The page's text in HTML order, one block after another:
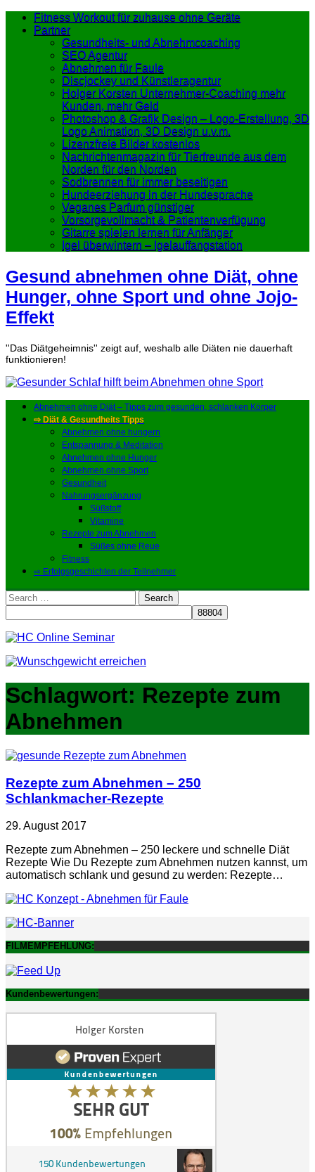
Fitness Workout für zuhause ohne Geräte
Partner
Gesundheits- und Abnehmcoaching
SEO Agentur
Abnehmen für Faule
Discjockey und Künstleragentur
Holger Korsten Unternehmer-Coaching mehr
Kunden, mehr Geld
Photoshop & Grafik Design – Logo-Erstellung, 3D
Logo Animation, 3D Design u.v.m.
Lizenzfreie Bilder kostenlos
Nachrichtenmagazin für Tierfreunde aus dem
Norden für den Norden
Sodbrennen für immer beseitigen
Hundeerziehung in der Hundesprache
Veganes Parfum günstiger
Vorsorgevollmacht & Patientenverfügung
Gitarre spielen lernen für Anfänger
Igel überwintern – Igelauffangstation
Gesund abnehmen ohne Diät, ohne
Hunger, ohne Sport und ohne Jojo-
Effekt
''Das Diätgeheimnis'' zeigt auf, weshalb alle Diäten nie dauerhaft
funktionieren!
Abnehmen ohne Diät – Tipps zum gesunden, schlanken Körper
⇨ Diät & Gesundheits Tipps
Abnehmen ohne hungern
Entspannung & Meditation
Abnehmen ohne Hunger
Abnehmen ohne Sport
Gesundheit
Nahrungsergänzung
Süßstoff
Vitamine
Rezepte zum Abnehmen
Süßes ohne Reue
Fitness
⇨ Erfolgsgeschichten der Teilnehmer
Search
for:
Schlagwort: Rezepte zum
Abnehmen
Rezepte zum Abnehmen – 250
Schlankmacher-Rezepte
29. August 2017
Rezepte zum Abnehmen – 250 leckere und schnelle Diät
Rezepte Wie Du Rezepte zum Abnehmen nutzen kannst, um
automatisch schlank und gesund zu werden: Rezepte…
FILMEMPFEHLUNG:
Kundenbewertungen: